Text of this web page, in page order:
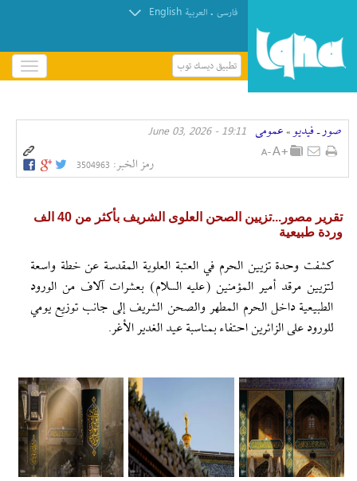
فارسی . العربیة English
تطبيق ديسك توب
باز
و
کردن
صور ـ فيديو » عمومی 19:11 - June 03, 2026
رمز الخبر: 3504963
تقریر مصور...تزيين الصحن العلوی الشريف بأكثر من 40 الف
وردة طبيعية
كشفت وحدة تزيين الحرم في العتبة العلوية المقدسة عن خطة واسعة
لتزيين مرقد أمير المؤمنين (عليه السلام) بعشرات آلاف من الورود
الطبيعية داخل الحرم المطهر والصحن الشريف إلى جانب توزيع يومي
للورود على الزائرين احتفاء بمناسبة عيد الغدير الأغر.